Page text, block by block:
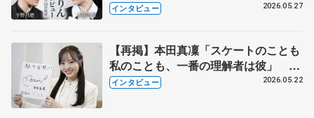
田真凜の覚悟
インタビュー 2026.05.27
【再掲】本田真凜「スケートのことも
私のことも、一番の理解者は彼」 引
退時の単独インタビューで語った競技
インタビュー 2026.05.22